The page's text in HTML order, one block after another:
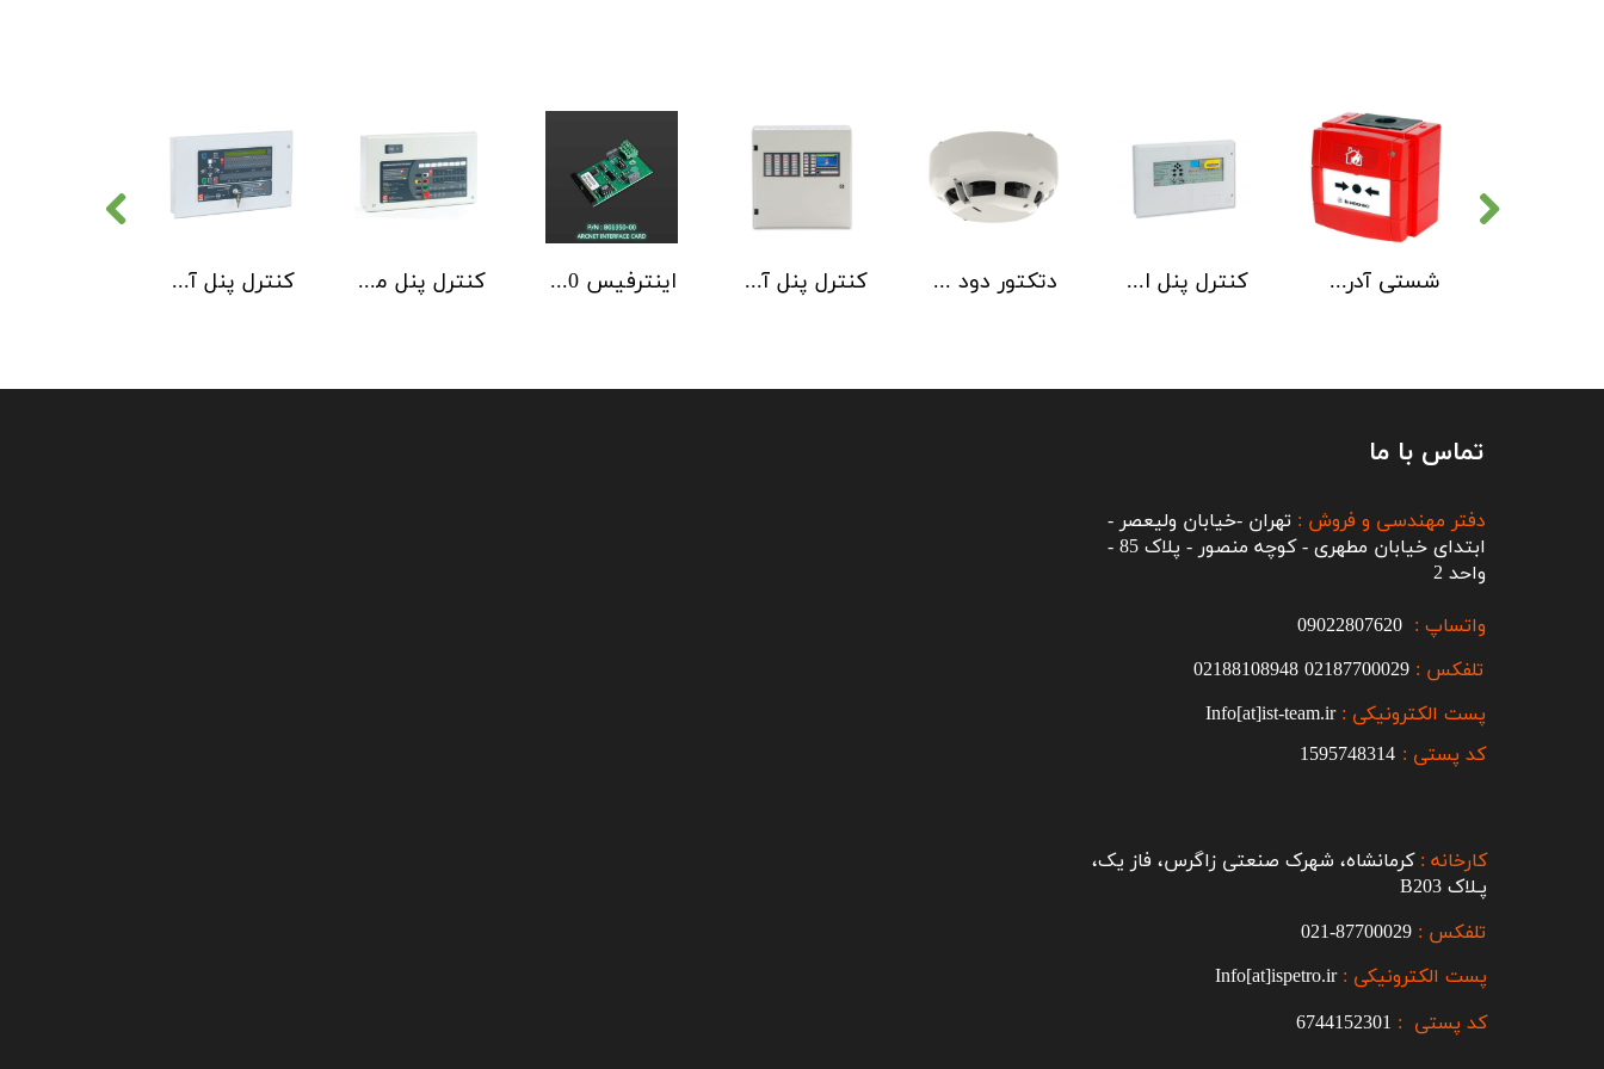
کنترل پنل آدرس پذیر C-TEC سری XFP دو لوپ 32 زون کنترل پنل متعارف C-TEC سری CFP 8 Zone اینترفیس NSC | ArcNET B01350-00 کنترل پنل آدرس پذیر C-TEC سری ZFP یک تا 4 لوپ کابینت استاندارد دتکتور دود آدرس پذیر هوچیکی Hochiki مدل ALN-EN SCI کنترل پنل اطفاء حریق C-TEC EP203 شستی آدرس پذیر ضد آب هوچیکی Hochiki مدل HCP-W SCI
تماس با ما
تلفکس : 02187700029
02188108948
پست الکترونیکی :Info[at]ist-team.ir
واتساپ :
دفتر مهندسی و فروش : تهران -خیابان ولیعصر -
ابتدای خیابان مطهری - کوچه منصور - پلاک 85 -
واحد 2
کارخانه : کرمانشاه، شهرک صنعتی زاگرس، فاز یک،
پـلاک B203​​​​​​​
کد پستی : 1595748314
پست الکترونیکی :Info[at]ispetro.ir
تلفکس : 87700029-021​​​​​​​
کد پستی : 6744152301